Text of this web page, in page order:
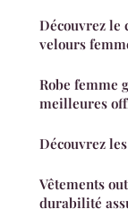
Découvrez le
velours
Robe femme
meilleures
Découvrez
Vêtements
durabilité